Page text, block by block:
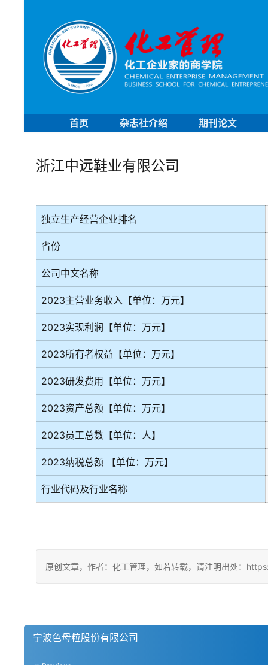
首页 杂志社介绍 期刊论文
浙江中远鞋业有限公司
独立生产经营企业排名
省份
公司中文名称
2023主营业务收入【单位：万元】
2023实现利润【单位：万元】
2023所有者权益【单位：万元】
2023研发费用【单位：万元】
2023资产总额【单位：万元】
2023员工总数【单位：人】
2023纳税总额 【单位：万元】
行业代码及行业名称
原创文章，作者：化工管理，如若转载，请注明出处：
宁波色母粒股份有限公司